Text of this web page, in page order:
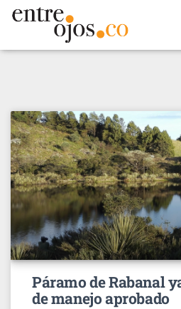
Páramo de Rabanal
de manejo aprobado